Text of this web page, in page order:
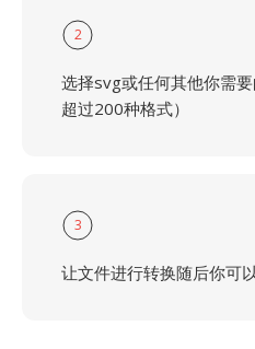
2
选择svg或任何其他你需
超过200种格式）
3
让文件进行转换随后你可